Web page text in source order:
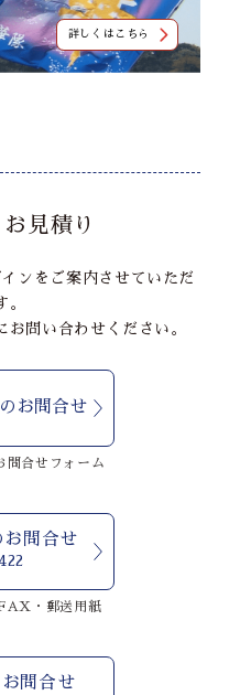
詳しくはこちら
見積り
ンをご案内させていただ
。
お問い合わせください。
お問合せ
問合せフォーム
問合せ
・郵送用紙
問合せ